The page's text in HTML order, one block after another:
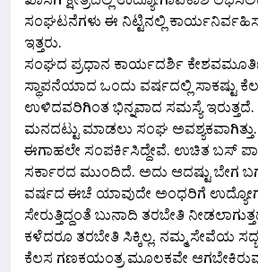
ಸಂಘಟನೆಗಳು ಈ ನಿಟ್ಟಿನಲ್ಲಿ
ಇತ್ತರು.
ಸಂಘದ ಪ್ರಧಾನ ಕಾರ್ಯದರ್ಶಿ
ಸ್ಥಾಪನೆಯಾದ ಒಂದು ವರ್ಷದಲ್ಲಿ ಸಾಕಷ್ಟು
ಉಳಿದವರಿಗಿಂತ ಭಿನ್ನವಾದ ಸಮಸ್ಯೆ ಇರುತ್ತದೆ.
ಮನದಟ್ಟು ಮಾಡಲು ಸಂಘ
ಈಗಾಹಲೇ ಸಂಪರ್ಕಿಸಿದ್ದೇವೆ. ಉಚಿತ ಬಸ್
ಸರ್ಕಾರದ ಮುಂದಿದೆ. ಅದು ಆದಷ್ಟು ಬೇಗ
ವರ್ಷದ ಈಚೆ ಯಾವುದೇ ಅಂಧರಿಗೆ ಉದ್ಯೋಗ
ಸೇರುತ್ತಿದ್ದಂತೆ ಬುನಾದಿ ತರಬೇತಿ
ಕಳೆದರೂ ತರಬೇತಿ ಸಿಕ್ಕಿಲ್ಲ. ನಮ್ಮ ಸೇವೆಯ
ಕೆಲಸ ಗಣಕಯಂತ್ರ ಮೂಲಕವೇ